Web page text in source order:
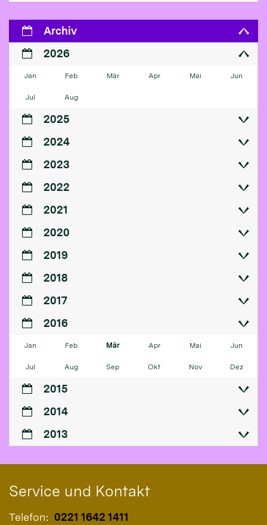
Archiv
2026
Jan Feb Mär Apr Mai Jun
Jul Aug
2025
2024
2023
2022
2021
2020
2019
2018
2017
2016
Jan Feb Mär Apr Mai Jun
Jul Aug Sep Okt Nov Dez
2015
2014
2013
Service und Kontakt
Telefon: 0221 1642 1411